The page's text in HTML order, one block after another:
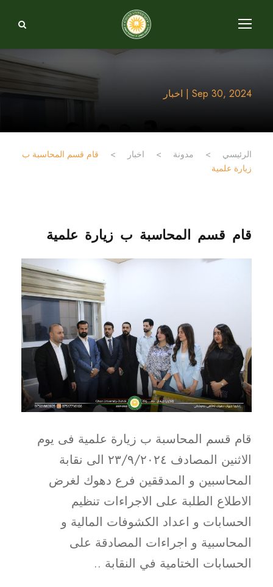
Sep 30, 2024 | اخبار
الرئيسي > مدونة > اخبار >
قام قسم المحاسبة ب
زيارة علمية
قام قسم المحاسبة ب زيارة علمية
قام قسم المحاسبة ب زيارة علمية فى يوم
الاثنين المصادف ٢٣/٩/٢٠٢٤ الى نقابة
المحاسبين و المدققين فرع دهوك لغرض
الاطلاع الطلبة على الاجراءات تنظيم
الحسابات و اعداد الكشوفات المالية و
المحاسبية و اجراءات المصادقة على
الحسابات الختامية في النقابة ..